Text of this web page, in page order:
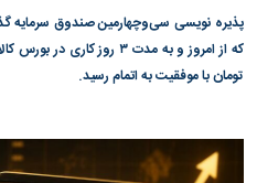
پذیره نویسی سی‌وچهارمین صندوق سرمایه
تومان با موفقیت به اتمام رسید.